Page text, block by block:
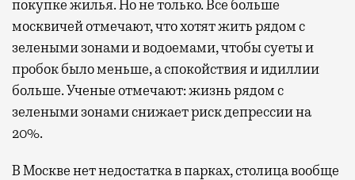
покупке жилья. Но не только. Все больше
москвичей отмечают, что хотят жить рядом с
зелеными зонами и водоемами, чтобы суеты и
пробок было меньше, а спокойствия и идиллии
больше. Ученые отмечают: жизнь рядом с
зелеными зонами снижает риск депрессии на
20%.
В Москве нет недостатка в парках, столица вообще